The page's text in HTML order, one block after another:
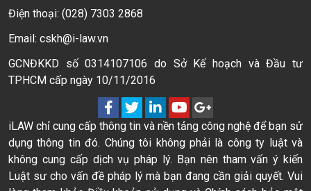
Điện thoại: (028) 7303 2868
Email: cskh@i-law.vn
GCNĐKKD số 0314107106 do Sở Kế hoạch và Đầu tư
TPHCM cấp ngày 10/11/2016
iLAW chỉ cung cấp thông tin và nền tảng công nghệ để bạn sử
dụng thông tin đó. Chúng tôi không phải là công ty luật và
không cung cấp dịch vụ pháp lý. Bạn nên tham vấn ý kiến
Luật sư cho vấn đề pháp lý mà bạn đang cần giải quyết. Vui